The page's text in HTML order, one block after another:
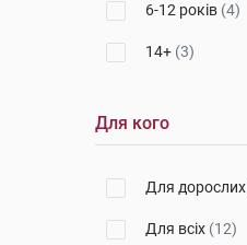
6-12 років (4)
14+ (3)
4-8 років
Для кого
Для дорослих
Для всіх (12)